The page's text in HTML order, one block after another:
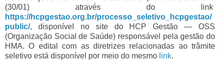
(30/01) através do link
https://hcpgestao.org.br/processo_seletivo_hcpgestao/
public/, disponível no site do HCP Gestão — OSS
(Organização Social de Saúde) responsável pela gestão do
HMA. O edital com as diretrizes relacionadas ao trâmite
seletivo está disponível por meio do mesmo link.